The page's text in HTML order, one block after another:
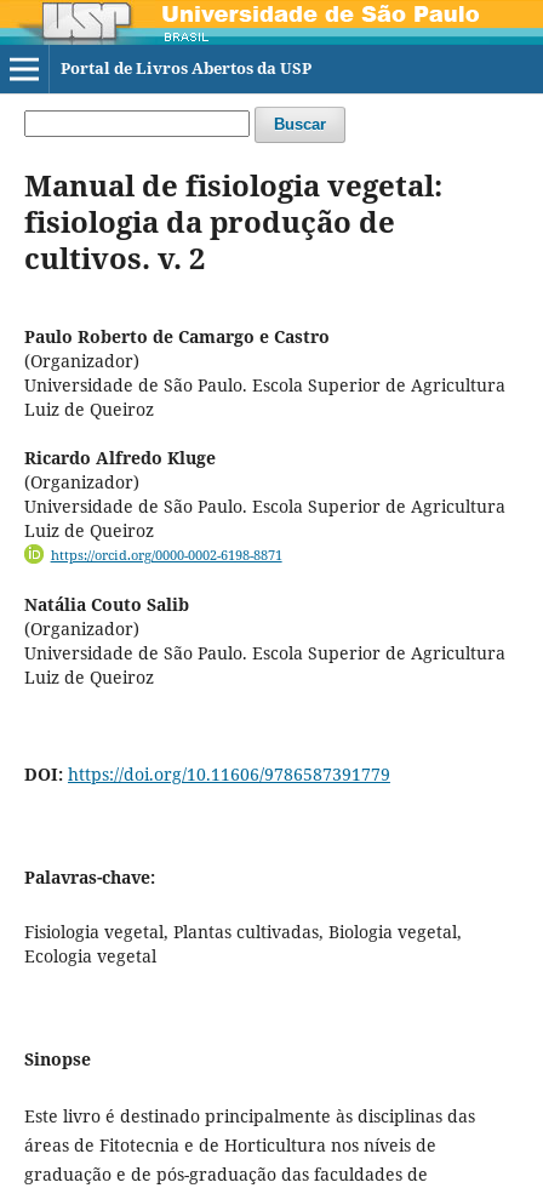
Portal de Livros Abertos da USP
Buscar
Manual de fisiologia vegetal:
fisiologia da produção de
cultivos. v. 2
Paulo Roberto de Camargo e Castro
(Organizador)
Universidade de São Paulo. Escola Superior de Agricultura
Luiz de Queiroz
Ricardo Alfredo Kluge
(Organizador)
Universidade de São Paulo. Escola Superior de Agricultura
Luiz de Queiroz
https://orcid.org/0000-0002-6198-8871
Natália Couto Salib
(Organizador)
Universidade de São Paulo. Escola Superior de Agricultura
Luiz de Queiroz
DOI: https://doi.org/10.11606/9786587391779
Palavras-chave:
Fisiologia vegetal, Plantas cultivadas, Biologia vegetal,
Ecologia vegetal
Sinopse
Este livro é destinado principalmente às disciplinas das
áreas de Fitotecnia e de Horticultura nos níveis de
graduação e de pós-graduação das faculdades de